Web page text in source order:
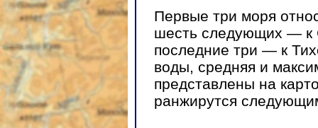
Первые три моря
шесть следующих — к
последние три — к
воды, средняя и
представлены на
ранжирутся